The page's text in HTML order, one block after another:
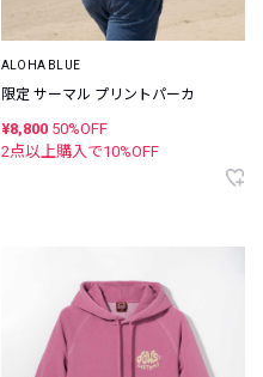
ALOHA BLUE
限定 サーマル プリントパーカ
¥8,800 50%OFF
2点以上購入で10%OFF